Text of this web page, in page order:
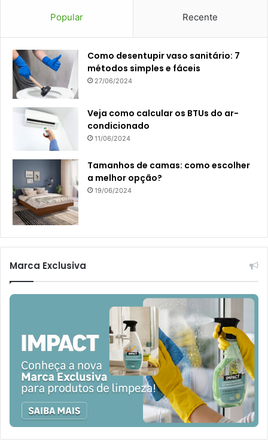
Popular Recente
Como desentupir vaso sanitário: 7
métodos simples e fáceis
27/06/2024
Veja como calcular os BTUs do ar-
condicionado
11/06/2024
Tamanhos de camas: como escolher
a melhor opção?
19/06/2024
Marca Exclusiva